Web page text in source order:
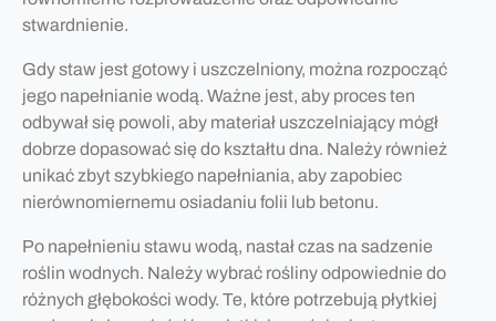
stwardnienie.
Gdy staw jest gotowy i uszczelniony, można rozpocząć
jego napełnianie wodą. Ważne jest, aby proces ten
odbywał się powoli, aby materiał uszczelniający mógł
dobrze dopasować się do kształtu dna. Należy również
unikać zbyt szybkiego napełniania, aby zapobiec
nierównomiernemu osiadaniu folii lub betonu.
Po napełnieniu stawu wodą, nastał czas na sadzenie
roślin wodnych. Należy wybrać rośliny odpowiednie do
różnych głębokości wody. Te, które potrzebują płytkiej